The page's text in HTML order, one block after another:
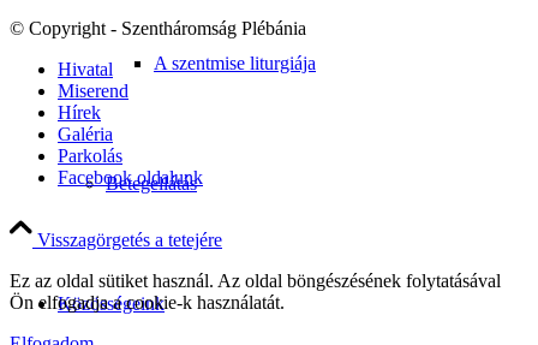
A szentmise liturgiája
Betegellátás
Közösségeink
© Copyright - Szentháromság Plébánia
Hivatal
Miserend
Hírek
Galéria
Parkolás
Facebook oldalunk
Visszagörgetés a tetejére
Ez az oldal sütiket használ. Az oldal böngészésének folytatásával
Ön elfogadja a cookie-k használatát.